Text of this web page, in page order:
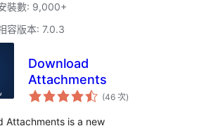
裝數: 9,000+
容版本: 7.0.3
Download
Attachments
(46 次評
分)
Attachments is a new